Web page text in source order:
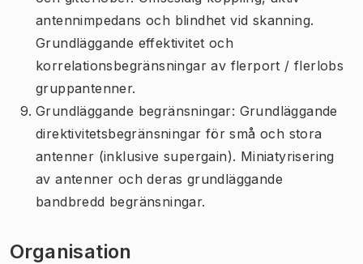
antennimpedans och blindhet vid skanning.
Grundläggande effektivitet och
korrelationsbegränsningar av flerport / flerlobs
gruppantenner.
Grundläggande begränsningar: Grundläggande
direktivitetsbegränsningar för små och stora
antenner (inklusive supergain). Miniatyrisering
av antenner och deras grundläggande
bandbredd begränsningar.
Organisation